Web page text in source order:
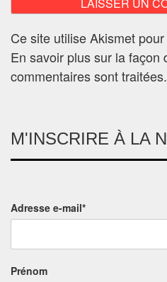
Ce site utilise Akismet
En savoir plus sur la façon
commentaires sont traitées.
M'INSCRIRE À LA
Adresse e-mail*
Prénom